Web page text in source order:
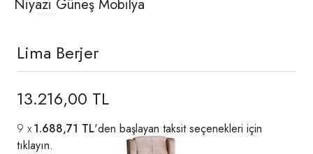
Niyazi Güneş Mobilya
Lima Berjer
13.216,00 TL
1.688,71 TL'den başlayan taksit seçenekleri için
tıklayın.